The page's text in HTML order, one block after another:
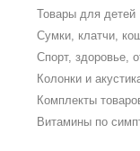
Товары для детей
Сумки, клатчи,
Спорт, здоровье,
Колонки и
Комплекты
Витамины по